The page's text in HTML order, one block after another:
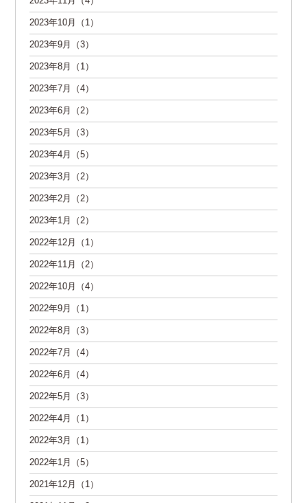
2023年10月（1）
2023年9月（3）
2023年8月（1）
2023年7月（4）
2023年6月（2）
2023年5月（3）
2023年4月（5）
2023年3月（2）
2023年2月（2）
2023年1月（2）
2022年12月（1）
2022年11月（2）
2022年10月（4）
2022年9月（1）
2022年8月（3）
2022年7月（4）
2022年6月（4）
2022年5月（3）
2022年4月（1）
2022年3月（1）
2022年1月（5）
2021年12月（1）